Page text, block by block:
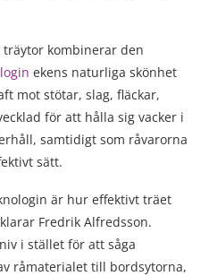
kombinerar den
ekens naturliga skönhet
mot stötar, slag, fläckar,
för att hålla sig vacker i
samtidigt som råvarorna
sätt.
är hur effektivt träet
Fredrik Alfredsson.
i stället för att såga
råmaterialet till bordsytorna,